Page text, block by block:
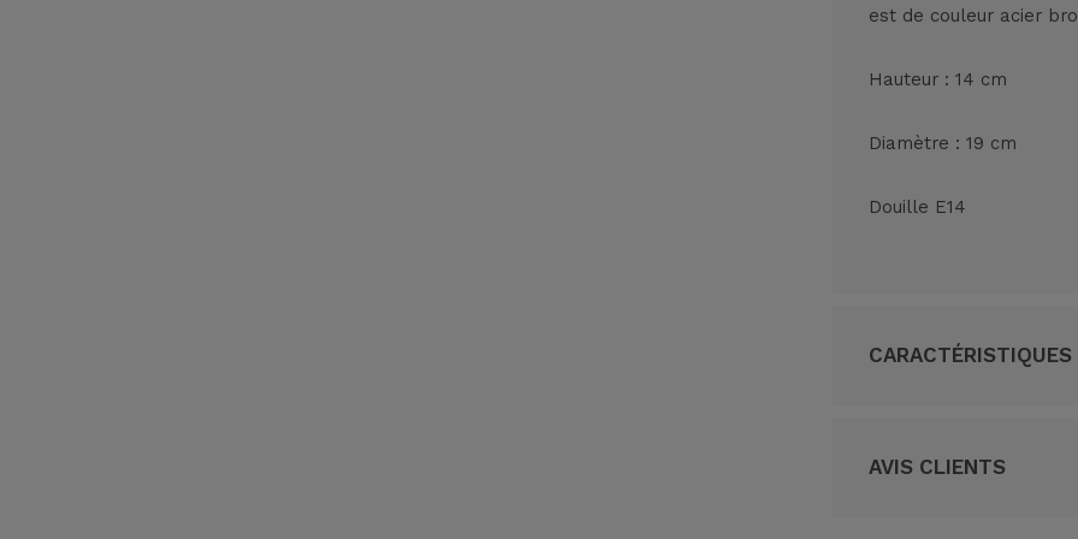
est de couleur acier
Hauteur : 14 cm
Diamètre : 19 cm
Douille E14
CARACTÉRISTIQUES
AVIS CLIENTS